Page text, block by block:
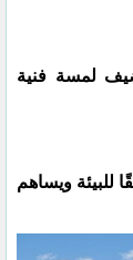
لمسة فنية
للبيئة ويساهم